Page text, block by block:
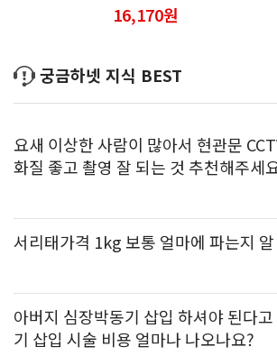
16,170원
궁금하넷 지식 BEST
요새 이상한 사람이 많아서 현관문
화질 좋고 촬영 잘 되는 것 추천해주세
서리태가격 1kg 보통 얼마에 파는지
아버지 심장박동기 삽입 하셔야 된다
기 삽입 시술 비용 얼마나 나오나요?